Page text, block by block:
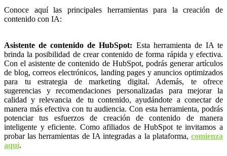
Conoce aquí las principales herramientas para la creación de
contenido con IA:
Asistente de contenido de HubSpot: Esta herramienta de IA te
brinda la posibilidad de crear contenido de forma rápida y efectiva.
Con el asistente de contenido de HubSpot, podrás generar artículos
de blog, correos electrónicos, landing pages y anuncios optimizados
para tu estrategia de marketing digital. Además, te ofrece
sugerencias y recomendaciones personalizadas para mejorar la
calidad y relevancia de tu contenido, ayudándote a conectar de
manera más efectiva con tu audiencia. Con esta herramienta, podrás
potenciar tus esfuerzos de creación de contenido de manera
inteligente y eficiente. Como afiliados de HubSpot te invitamos a
probar las herramientas de IA integradas a la plataforma, comienza
aquí.